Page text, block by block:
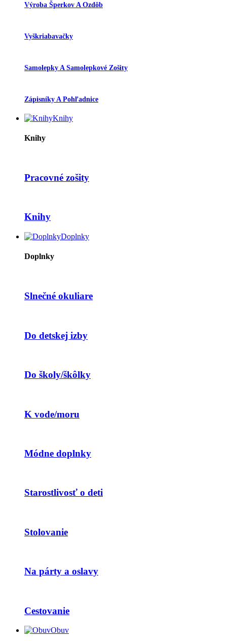
Výroba Šperkov A Ozdôb
Vyškriabavačky
Samolepky A Samolepkové Zošity
Zápisníky A Pohľadnice
Knihy
Knihy
Pracovné zošity
Knihy
Doplnky
Doplnky
Slnečné okuliare
Do detskej izby
Do školy/škôlky
K vode/moru
Módne doplnky
Starostlivosť o deti
Stolovanie
Na párty a oslavy
Cestovanie
Obuv